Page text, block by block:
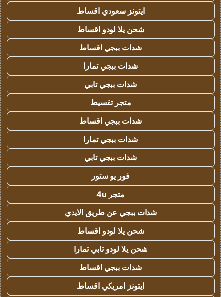
ايتونز سعودي اقساط
شحن يلا لودو اقساط
شدات ببجي اقساط
شدات ببجي تمارا
شدات ببجي تابي
متجر تقسيط
شدات ببجي اقساط
شدات ببجي تمارا
شدات ببجي تابي
فور يو ستور
متجر 4u
شدات ببجي عن طريق الايدي
شحن يلا لودو اقساط
شحن يلا لودو تابي تمارا
شدات ببجي اقساط
ايتونز امريكي اقساط